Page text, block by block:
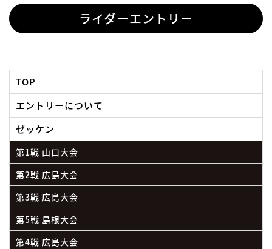
ライダーエントリー
TOP
エントリーについて
ゼッケン
第1戦 山口大会
第2戦 広島大会
第3戦 広島大会
第5戦 島根大会
第4戦 広島大会